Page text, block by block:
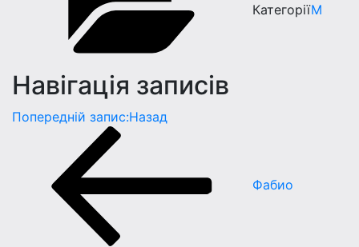
КатегоріїМ
Навігація записів
Попередній запис:Назад
Фабио